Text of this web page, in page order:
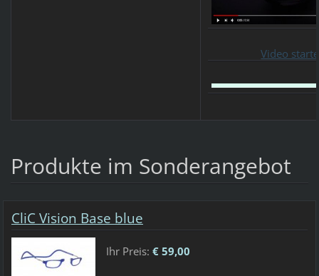
Video
Produkte im Sonderangebot
CliC Vision Base blue
Ihr Preis: € 59,00